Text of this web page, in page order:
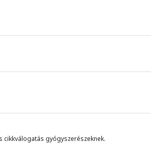
cikkválogatás gyógyszerészeknek.